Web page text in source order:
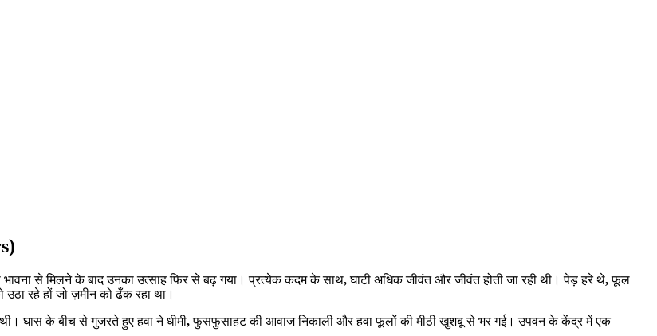
भावना से मिलने के बाद उनका उत्साह फिर से बढ़ गया। प्रत्येक कदम के साथ,घाटी अधिक जीवंत और जीवंत होती जा रही थी। पेड़ हरे थे,फूल
रहे हों जो ज़मीन को ढँक रहा था।
घास के बीच से गुजरते हुए हवा ने धीमी,फुसफुसाहट की आवाज निकाली और हवा फूलों की मीठी खुशबू से भर गई। उपवन के केंद्र में एक